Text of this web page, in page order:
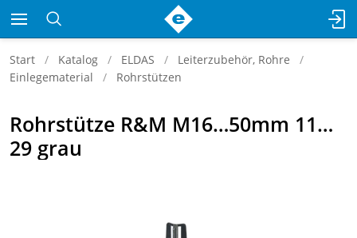
Start Katalog ELDAS
Leiterzubehör, Rohre
Einlegematerial
Rohrstützen
Rohrstütze R&M M16…50mm 11…
29 grau